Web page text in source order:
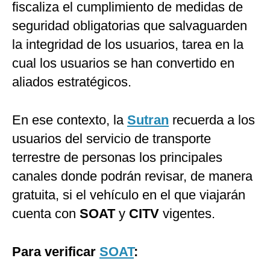
fiscaliza el cumplimiento de medidas de
seguridad obligatorias que salvaguarden
la integridad de los usuarios, tarea en la
cual los usuarios se han convertido en
aliados estratégicos.
En ese contexto, la Sutran recuerda a los
usuarios del servicio de transporte
terrestre de personas los principales
canales donde podrán revisar, de manera
gratuita, si el vehículo en el que viajarán
cuenta con SOAT y CITV vigentes.
Para verificar SOAT: